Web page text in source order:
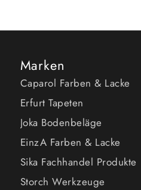
Marken
Caparol Farben & Lacke
Erfurt Tapeten
Joka Bodenbeläge
EinzA Farben & Lacke
Sika Fachhandel Produkte
Storch Werkzeuge